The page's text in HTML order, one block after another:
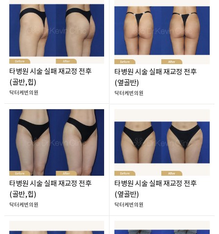
타병원 시술 실패 재교정 전후
(골반,힙)
닥터케빈의원
타병원 시술 실패 재교정 전후
(옆골반)
닥터케빈의원
타병원 시술 실패 재교정 전후
(골반,힙)
닥터케빈의원
타병원 시술 실패 재교정 전후
(옆골반)
닥터케빈의원